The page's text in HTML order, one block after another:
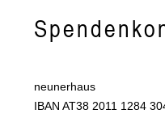
neunerhaus
IBAN AT38 2011 1284